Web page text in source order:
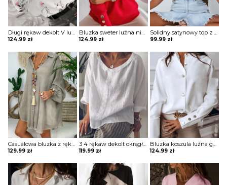
Długi rękaw dekolt V luźna guziki kwiaty grafika mankiety na co dzień koszula top bluzka Dannie
124.99 zł
Bluzka sweter luźna niewielki V dekolt długie luźne rękawy odzobne guziki Gunmala
124.99 zł
Solidny satynowy top z dekoltem w szpic bluzka Neziha
99.99 zł
Casualowa bluzka z rękawami latarnią i guzikami Lies
129.99 zł
3 4 rękaw dekolt okrągły luźna jednolita bez wzoru boho casual na co dzień koszulka top bluzka Molli
119.99 zł
Bluzka koszula luźna guziki lekki V dekolt długie proste rękawy mankiet Zoulfia
124.99 zł